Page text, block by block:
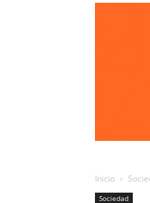
Inicio
Sociedad